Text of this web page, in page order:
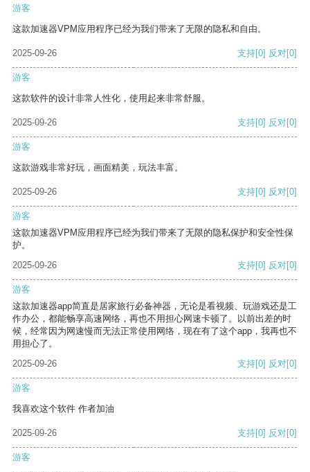
游客
这款加速器VPM应用程序已经为我们带来了无限的隐私和自由。
2025-09-26 支持[0] 反对[0]
游客
这款软件的设计非常人性化，使用起来非常舒服。
2025-09-26 支持[0] 反对[0]
游客
这款游戏非常好玩，画面精美，玩法丰富。
2025-09-26 支持[0] 反对[0]
游客
这款加速器VPM应用程序已经为我们带来了无限的隐私保护和安全性保
护。
2025-09-26
支持[0] 反对[0]
游客
这款加速器app简直是居家旅行必备神器，无论是看视频、玩游戏还是工
作办公，都能畅享高速网络，再也不用担心网速卡顿了。以前出差的时
候，经常因为网速慢而无法正常使用网络，现在有了这个app，我再也不
用担心了。
2025-09-26
支持[0] 反对[0]
游客
我喜欢这个软件 作者加油
2025-09-26 支持[0] 反对[0]
游客